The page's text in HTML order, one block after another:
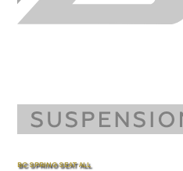
BC SPRING SEAT ALL